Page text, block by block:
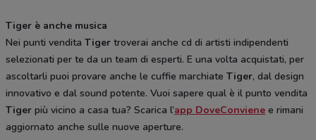
Tiger è anche musica
Nei punti vendita Tiger troverai anche cd di artisti indipendenti
selezionati per te da un team di esperti. E una volta acquistati, per
ascoltarli puoi provare anche le cuffie marchiate Tiger, dal design
innovativo e dal sound potente. Vuoi sapere qual è il punto vendita
Tiger più vicino a casa tua? Scarica l’app DoveConviene e rimani
aggiornato anche sulle nuove aperture.